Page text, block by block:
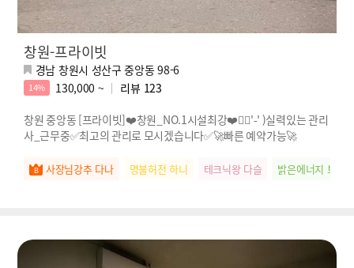
창원-프라이빗
경남 창원시 성산구 중앙동 98-6
14% 130,000 ~ 리뷰 123
창원 중앙동 [프라이빗]❤️창원_NO.1시설최강❤️🖐🏻'-' )실력있는 관리
사_근무중✅최고의 관리로 모시겠습니다✅🚀빠른 예약가능🚀
사장님강추 다나 명불허전 하니 테크닉왕 다슬 밝은에너지 보브